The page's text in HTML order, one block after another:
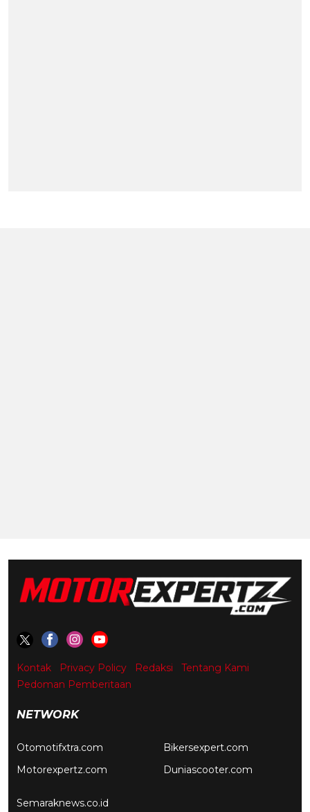
Kontak Privacy Policy Redaksi
Tentang Kami
Pedoman Pemberitaan
NETWORK
Otomotifxtra.com
Motorexpertz.com
Bikersexpert.com
Duniascooter.com
Semaraknews.co.id